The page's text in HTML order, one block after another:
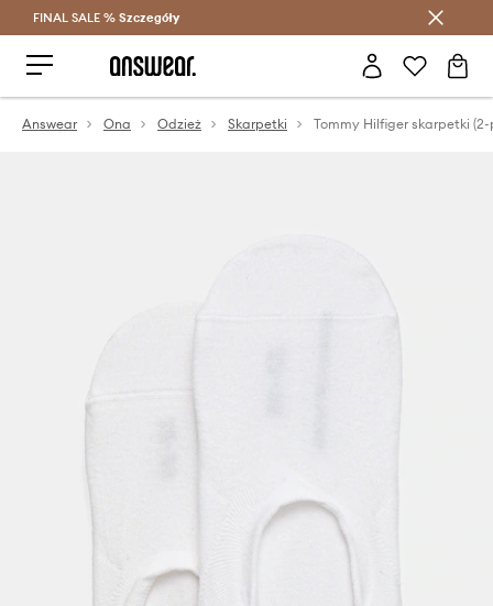
Oszczędzaj z Answear Club >
FINAL SALE % Szczegóły
Answear Ona Odzież Skarpetki Tommy Hilfiger skarpetki